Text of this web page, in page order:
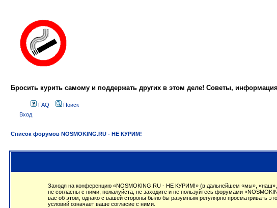
Бросить курить самому и поддержать других в этом деле! Советы,
FAQ
Поиск
Вход
Список форумов NOSMOKING.RU - НЕ КУРИМ!
Заходя на конференцию «NOSMOKING.RU - НЕ КУРИМ!» (в дальнейшем «мы»,
не согласны с ними, пожалуйста, не заходите и не пользуйтесь форумами
вас об этом, однако с вашей стороны было бы разумным регулярно просматривать
условий означает ваше согласие с ними.